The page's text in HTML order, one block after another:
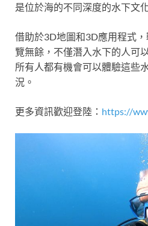
是位於海的不同深度的水下文
借助於3D地圖和3D應用程式
覽無餘，不僅潛入水下的人可
所有人都有機會可以體驗這些
況。
更多資訊歡迎登陸： https://